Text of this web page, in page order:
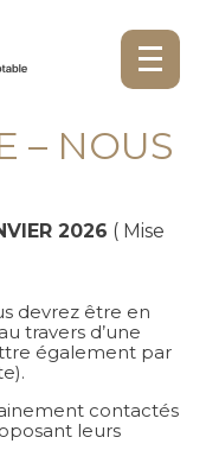
– NOUS
2026 ( Mise
devrez être en
travers d’une
également par
contactés
leurs